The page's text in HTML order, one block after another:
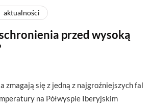
aktualności
przed wysoką
zmagają się z jedną z najgroźniejszych fal
na Półwyspie Iberyjskim